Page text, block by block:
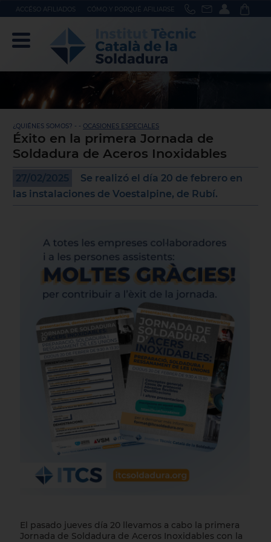
ACCÉSO AFILIADOS CÓMO Y PORQUÉ AFILIARSE
¿QUIÉNES SOMOS? - - OCASIONES ESPECIALES
Éxito en la primera Jornada de
Soldadura de Aceros Inoxidables
27/02/2025
Se realizó el día 20 de febrero en
las instalaciones de Voestalpine, de Rubí.
El pasado jueves día 20 llevamos a cabo la primera
Jornada de Soldadura de Aceros Inoxidables con la